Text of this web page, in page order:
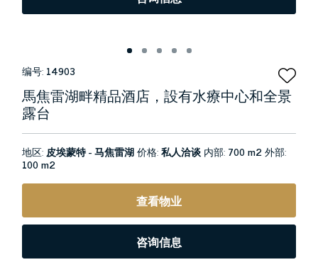
编号: 14903
馬焦雷湖畔精品酒店，設有水療中心和全景
露台
地区: 皮埃蒙特 - 马焦雷湖价格:私人洽谈 内部: 700 m2外部:
100 m2
查看物业
咨询信息